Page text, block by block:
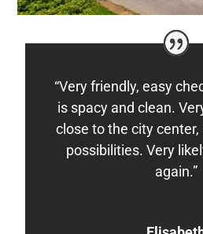
“Very friendly, easy
is spacy and clean.
close to the city center,
possibilities. Very
again.”